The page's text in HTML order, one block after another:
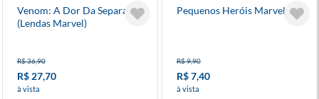
Venom: A Dor Da Separação
(Lendas Marvel)
R$ 36,90
R$ 27,70
à vista
Pequenos Heróis Marvel 8
R$ 9,90
R$ 7,40
à vista